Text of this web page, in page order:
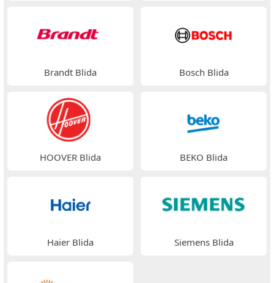
Brandt Blida Bosch Blida
HOOVER Blida BEKO Blida
Haier Blida Siemens Blida